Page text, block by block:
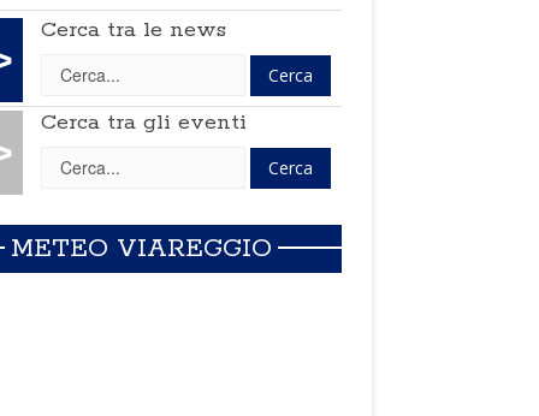
Cerca tra le news
Cerca tra gli eventi
METEO VIAREGGIO